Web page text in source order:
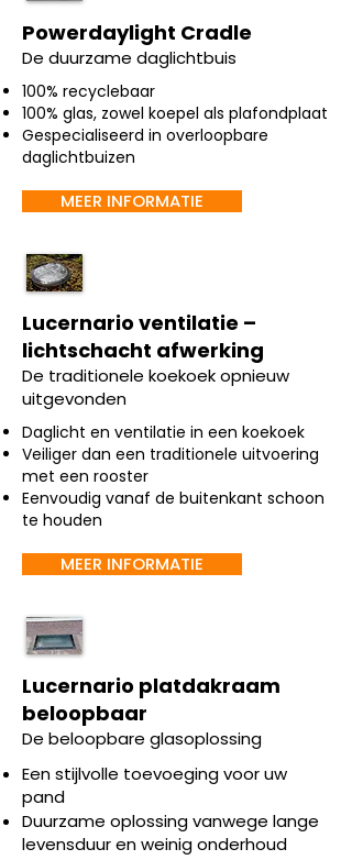
Powerdaylight Cradle
De duurzame daglichtbuis
100% recyclebaar
100% glas, zowel koepel als plafondplaat
Gespecialiseerd in overloopbare
daglichtbuizen
MEER INFORMATIE
Lucernario ventilatie –
lichtschacht afwerking
De traditionele koekoek opnieuw
uitgevonden
Daglicht en ventilatie in een koekoek
Veiliger dan een traditionele uitvoering
met een rooster
Eenvoudig vanaf de buitenkant schoon
te houden
MEER INFORMATIE
Lucernario platdakraam
beloopbaar
De beloopbare glasoplossing
Een stijlvolle toevoeging voor uw
pand
Duurzame oplossing vanwege lange
levensduur en weinig onderhoud